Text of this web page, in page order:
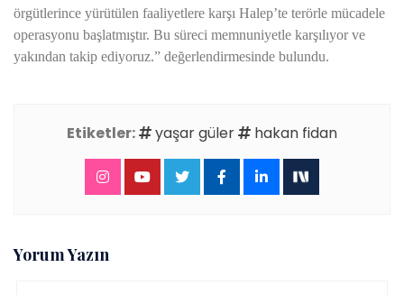
örgütlerince yürütülen faaliyetlere karşı Halep’te terörle mücadele
operasyonu başlatmıştır. Bu süreci memnuniyetle karşılıyor ve
yakından takip ediyoruz.” değerlendirmesinde bulundu.
Etiketler: yaşar güler hakan fidan
Yorum Yazın